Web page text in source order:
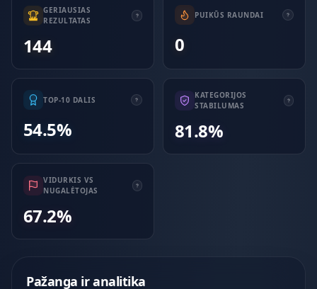
GERIAUSIAS
REZULTATAS
144
PUIKŪS RAUNDAI
0
TOP-10 DALIS
54.5%
KATEGORIJOS
STABILUMAS
81.8%
VIDURKIS VS
NUGALĖTOJAS
67.2%
Pažanga ir analitika